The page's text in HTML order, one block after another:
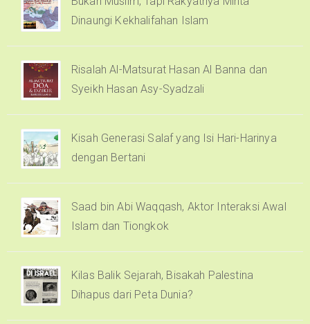
Dinaungi Kekhalifahan Islam
Risalah Al-Matsurat Hasan Al Banna dan
Syeikh Hasan Asy-Syadzali
Kisah Generasi Salaf yang Isi Hari-Harinya
dengan Bertani
Saad bin Abi Waqqash, Aktor Interaksi Awal
Islam dan Tiongkok
Kilas Balik Sejarah, Bisakah Palestina
Dihapus dari Peta Dunia?